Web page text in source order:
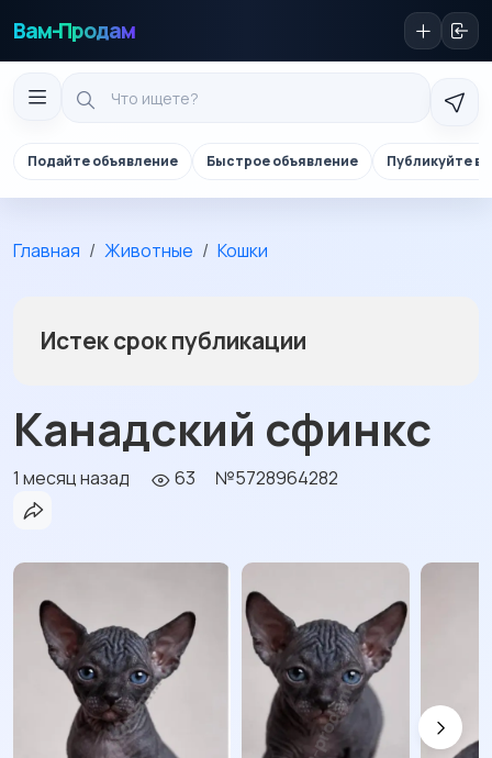
Вам-Продам
Подайте объявление Быстрое объявление Публикуйте в
Главная Животные Кошки
Истек срок публикации
Канадский сфинкс
1 месяц назад 63 №5728964282